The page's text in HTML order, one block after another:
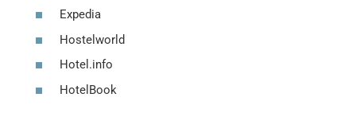
Expedia
Hostelworld
Hotel.info
HotelBook